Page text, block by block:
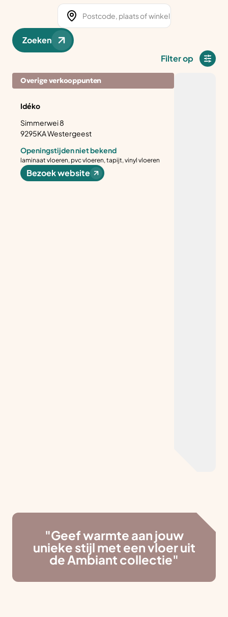
Zoeken
Filter op
Overige verkooppunten
Idéko
Simmerwei 8
9295KA Westergeest
Openingstijden niet bekend
laminaat vloeren, pvc vloeren, tapijt, vinyl vloeren
Bezoek website
"Geef warmte aan jouw
unieke stijl met een vloer uit
de Ambiant collectie"